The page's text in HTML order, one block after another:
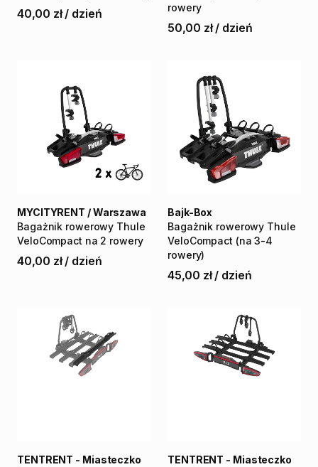
40,00 zł / dzień
rowery
50,00 zł / dzień
Bagażnik rowerowy Thule
VeloCompact na 2 rowery
MYCITYRENT / Warszawa
40,00 zł / dzień
Bagażnik rowerowy Thule
VeloCompact (na 3-4
rowery)
Bajk-Box
45,00 zł / dzień
TENTRENT - Miasteczko
TENTRENT - Miasteczko